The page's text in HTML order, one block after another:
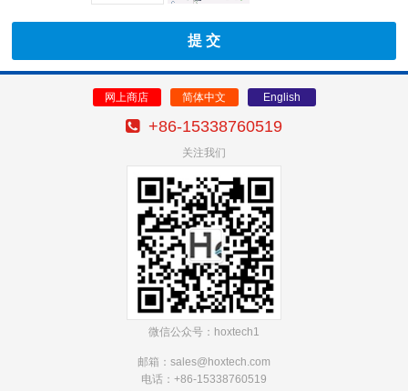
网上商店 简体中文 English
+86-15338760519
关注我们
微信公众号：hoxtech1
邮箱：sales@hoxtech.com
电话：+86-15338760519